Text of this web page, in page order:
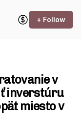
+ Follow
v
inverstúru
miesto v